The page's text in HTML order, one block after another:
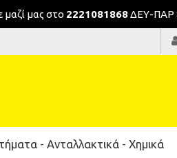
μαζί μας στο 2221081868ΔΕΥ-ΠΑΡ
- Ανταλλακτικά - Χημικά